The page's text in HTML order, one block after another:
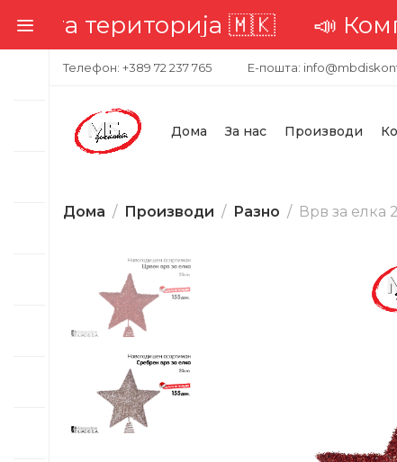
територија 🇲🇰📣
Телефон: +389 72 237 765 Е-пошта:
Дома За нас Производи
Дома Производи Разно Врв за елка